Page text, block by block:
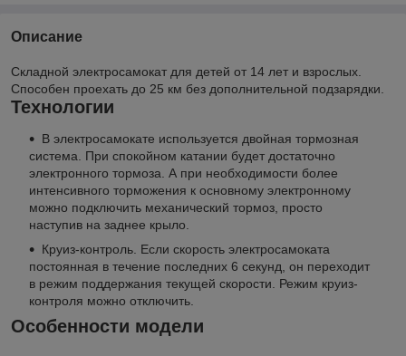
Описание
Складной электросамокат для детей от 14 лет и взрослых.
Способен проехать до 25 км без дополнительной подзарядки.
Технологии
В электросамокате используется двойная тормозная
система. При спокойном катании будет достаточно
электронного тормоза. А при необходимости более
интенсивного торможения к основному электронному
можно подключить механический тормоз, просто
наступив на заднее крыло.
Круиз-контроль. Если скорость электросамоката
постоянная в течение последних 6 секунд, он переходит
в режим поддержания текущей скорости. Режим круиз-
контроля можно отключить.
Особенности модели